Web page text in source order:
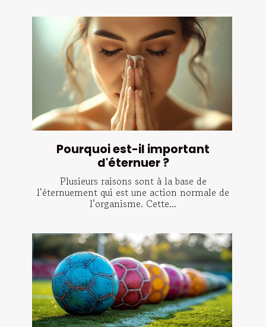
Pourquoi est-il important
d'éternuer ?
Plusieurs raisons sont à la base de
l’éternuement qui est une action normale de
l’organisme. Cette...